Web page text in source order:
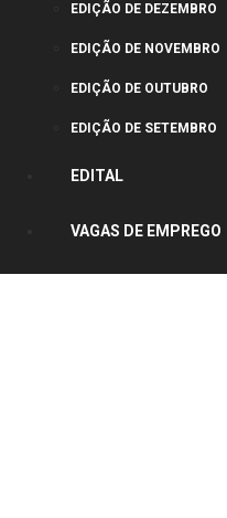
EDIÇÃO DE DEZEMBRO
EDIÇÃO DE NOVEMBRO
EDIÇÃO DE OUTUBRO
EDIÇÃO DE SETEMBRO
EDITAL
VAGAS DE EMPREGO